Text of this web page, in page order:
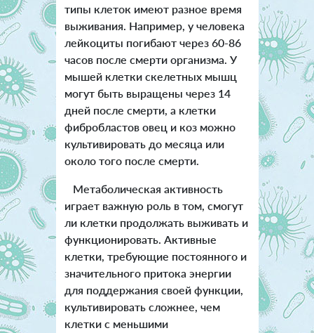
типы клеток имеют разное время
выживания. Например, у человека
лейкоциты погибают через 60-86
часов после смерти организма. У
мышей клетки скелетных мышц
могут быть выращены через 14
дней после смерти, а клетки
фибробластов овец и коз можно
культивировать до месяца или
около того после смерти.
Метаболическая активность
играет важную роль в том, смогут
ли клетки продолжать выживать и
функционировать. Активные
клетки, требующие постоянного и
значительного притока энергии
для поддержания своей функции,
культивировать сложнее, чем
клетки с меньшими